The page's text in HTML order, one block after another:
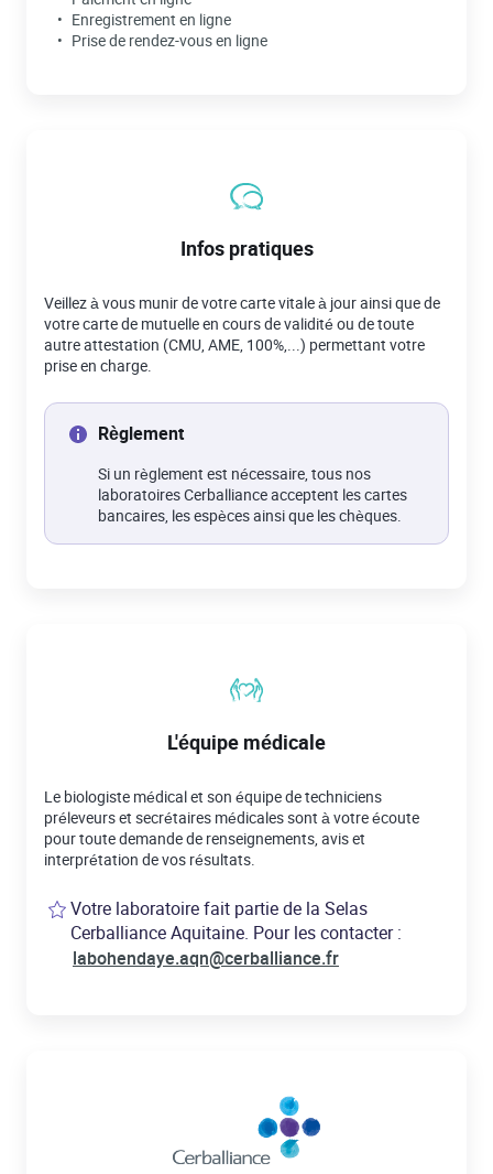
Enregistrement en ligne
Prise de rendez-vous en ligne
Infos pratiques
Veillez à vous munir de votre carte vitale à jour ainsi que de
votre carte de mutuelle en cours de validité ou de toute
autre attestation (CMU, AME, 100%,...) permettant votre
prise en charge.
Règlement
Si un règlement est nécessaire, tous nos
laboratoires Cerballiance acceptent les cartes
bancaires, les espèces ainsi que les chèques.
L'équipe médicale
Le biologiste médical et son équipe de techniciens
préleveurs et secrétaires médicales sont à votre écoute
pour toute demande de renseignements, avis et
interprétation de vos résultats.
Votre laboratoire fait partie de la Selas
Cerballiance Aquitaine. Pour les contacter :
labohendaye.aqn@cerballiance.fr